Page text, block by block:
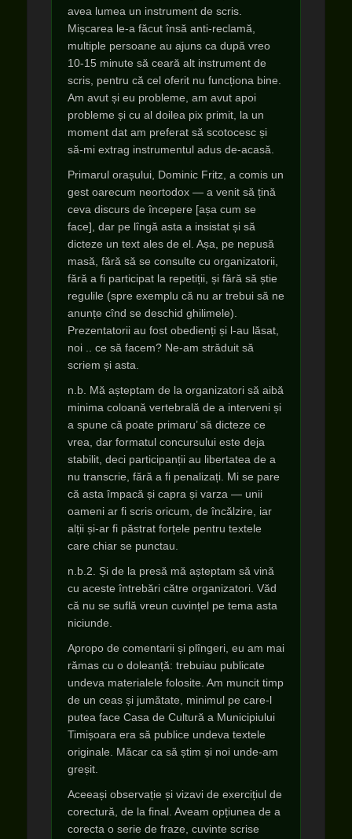
avea lumea un instrument de scris.
Mișcarea le-a făcut însă anti-reclamă,
multiple persoane au ajuns ca după vreo
10-15 minute să ceară alt instrument de
scris, pentru că cel oferit nu funcționa bine.
Am avut și eu probleme, am avut apoi
probleme și cu al doilea pix primit, la un
moment dat am preferat să scotocesc și
să-mi extrag instrumentul adus de-acasă.
Primarul orașului, Dominic Fritz, a comis un
gest oarecum neortodox — a venit să țină
ceva discurs de începere [așa cum se
face], dar pe lîngă asta a insistat și să
dicteze un text ales de el. Așa, pe nepusă
masă, fără să se consulte cu organizatorii,
fără a fi participat la repetiții, și fără să știe
regulile (spre exemplu că nu ar trebui să ne
anunțe cînd se deschid ghilimele).
Prezentatorii au fost obedienți și l-au lăsat,
noi .. ce să facem? Ne-am străduit să
scriem și asta.
n.b. Mă așteptam de la organizatori să aibă
minima coloană vertebrală de a interveni și
a spune că poate primaru’ să dicteze ce
vrea, dar formatul concursului este deja
stabilit, deci participanții au libertatea de a
nu transcrie, fără a fi penalizați. Mi se pare
că asta împacă și capra și varza — unii
oameni ar fi scris oricum, de încălzire, iar
alții și-ar fi păstrat forțele pentru textele
care chiar se punctau.
n.b.2. Și de la presă mă așteptam să vină
cu aceste întrebări către organizatori. Văd
că nu se suflă vreun cuvințel pe tema asta
niciunde.
Apropo de comentarii și plîngeri, eu am mai
rămas cu o doleanță: trebuiau publicate
undeva materialele folosite. Am muncit timp
de un ceas și jumătate, minimul pe care-l
putea face Casa de Cultură a Municipiului
Timișoara era să publice undeva textele
originale. Măcar ca să știm și noi unde-am
greșit.
Aceeași observație și vizavi de exercițiul de
corectură, de la final. Aveam opțiunea de a
corecta o serie de fraze, cuvinte scrise